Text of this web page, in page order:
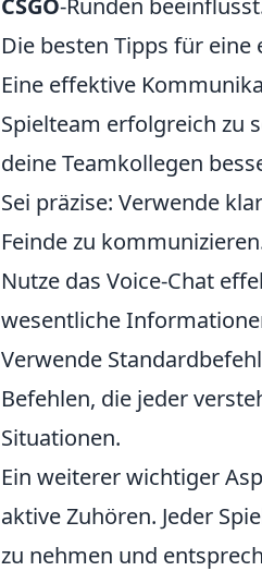
Die besten Tipps für
Eine effektive
Spielteam erfolgreich zu
deine Teamkollegen
Sei präzise: Verwende
Feinde zu
Nutze das Voice-Chat
wesentliche
Verwende
Befehlen, die jeder
Situationen.
Ein weiterer wichtiger
aktive Zuhören. Jeder
zu nehmen und